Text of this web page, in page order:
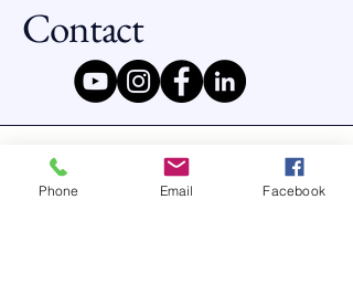
Contact
francoisregisribes.pro@gmail.com
Phone Email Facebook